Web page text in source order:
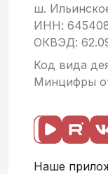
ш.
ИНН:
ОКВЭД:
Код вида
Минцифры
Наше